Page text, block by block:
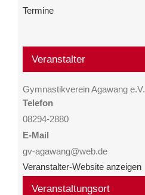
Termine
Veranstaltungsort
Veranstalter
Gymnastikverein Agawang e.V.
Telefon
08294-2880
E-Mail
gv-agawang@web.de
Veranstalter-Website anzeigen